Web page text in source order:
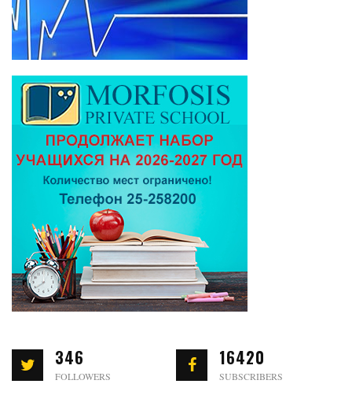
346
FOLLOWERS
16420
SUBSCRIBERS